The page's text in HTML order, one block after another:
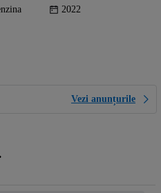
2022
Vezi anunțurile